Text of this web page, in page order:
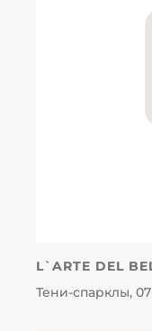
L`ARTE DEL
Тени-спарклы,